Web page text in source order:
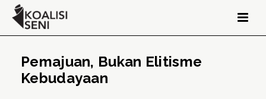
Pemajuan, Bukan Elitisme
Kebudayaan